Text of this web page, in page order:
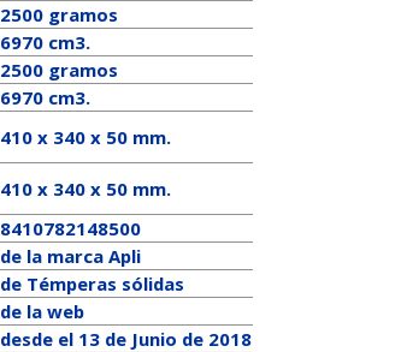
2500 gramos
6970 cm3.
2500gramos
6970 cm3.
410 x 340 x 50 mm.
410x 340x 50mm.
8410782148500
de la marca Apli
de Témperas sólidas
de la web
desde el 13 de Junio de 2018